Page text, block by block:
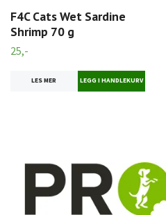
F4C Cats Wet Sardine
Shrimp 70 g
25,-
LES MER